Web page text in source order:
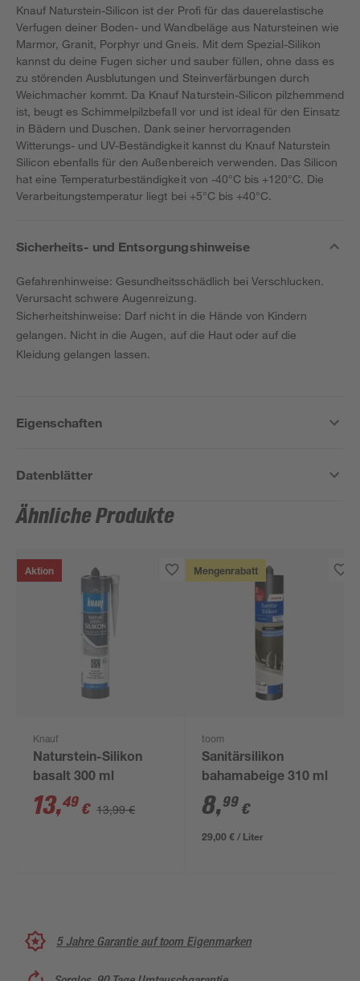
Knauf Naturstein-Silicon ist der Profi für das dauerelastische
Verfugen deiner Boden- und Wandbeläge aus Natursteinen wie
Marmor, Granit, Porphyr und Gneis. Mit dem Spezial-Silikon
kannst du deine Fugen sicher und sauber füllen, ohne dass es
zu störenden Ausblutungen und Steinverfärbungen durch
Weichmacher kommt. Da Knauf Naturstein-Silicon pilzhemmend
ist, beugt es Schimmelpilzbefall vor und ist ideal für den Einsatz
in Bädern und Duschen. Dank seiner hervorragenden
Witterungs- und UV-Beständigkeit kannst du Knauf Naturstein
Silicon ebenfalls für den Außenbereich verwenden. Das Silicon
hat eine Temperaturbeständigkeit von -40°C bis +120°C. Die
Verarbeitungstemperatur liegt bei +5°C bis +40°C.
Sicherheits- und Entsorgungshinweise
Gefahrenhinweise: Gesundheitsschädlich bei Verschlucken.
Verursacht schwere Augenreizung.
Sicherheitshinweise: Darf nicht in die Hände von Kindern
gelangen. Nicht in die Augen, auf die Haut oder auf die
Kleidung gelangen lassen.
Eigenschaften
Datenblätter
Ähnliche Produkte
Aktion
Knauf
Naturstein-Silikon
basalt 300 ml
13,49 € 13,99 €
Mengenrabatt
toom
Sanitärsilikon
bahamabeige 310 ml
8,99 €
29,00 € / Liter
5 Jahre Garantie auf toom Eigenmarken